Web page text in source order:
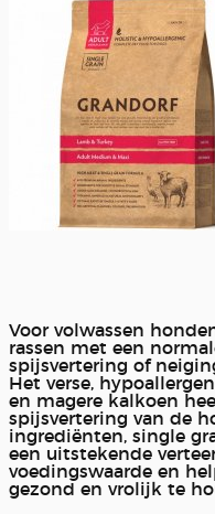
Voor volwassen
rassen met een
spijsvertering of
Het verse,
en magere kalkoen
spijsvertering van de
ingrediënten, single
een uitstekende
voedingswaarde en
gezond en vrolijk te